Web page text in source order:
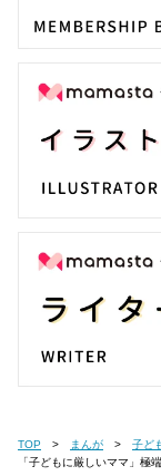
TOP まんが 子ど
「子どもに厳しいママ」極